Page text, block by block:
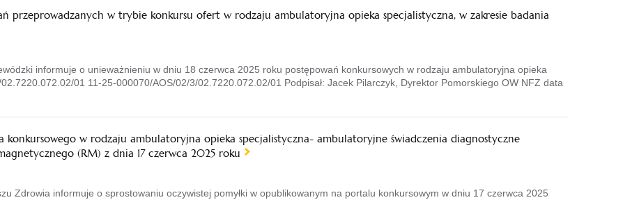
przeprowadzanych w trybie konkursu ofert w rodzaju ambulatoryjna opieka specjalistyczna, w zakresie badania
informuje o unieważnieniu w dniu 18 czerwca 2025 roku postępowań konkursowych w rodzaju ambulatoryjna opieka
01 11-25-000070/AOS/02/3/02.7220.072.02/01 Podpisał: Jacek Pilarczyk, Dyrektor Pomorskiego OW NFZ data
konkursowego w rodzaju ambulatoryjna opieka specjalistyczna- ambulatoryjne świadczenia diagnostyczne
(RM) z dnia 17 czerwca 2025 roku
Zdrowia informuje o sprostowaniu oczywistej pomyłki w opublikowanym na portalu konkursowym w dniu 17 czerwca 2025